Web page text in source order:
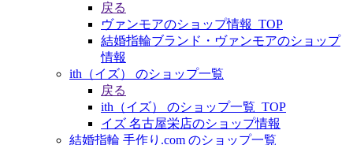
戻る
ヴァンモアのショップ情報_TOP
結婚指輪ブランド・ヴァンモアのショップ
情報
ith（イズ） のショップ一覧
戻る
ith（イズ） のショップ一覧_TOP
イズ 名古屋栄店のショップ情報
結婚指輪 手作り.com のショップ一覧